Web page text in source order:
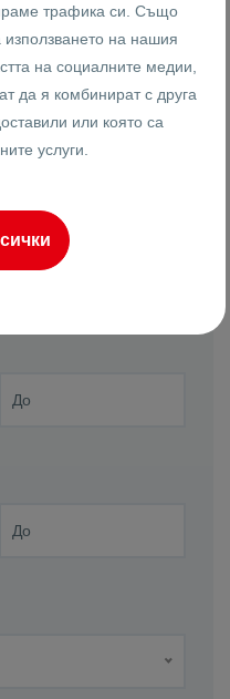
трафика си. Също
на нашия
на социалните медии,
да я комбинират с друга
или която са
услуги.